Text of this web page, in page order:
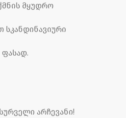
მყუდრო
სკანდინავიური
არჩევანი!